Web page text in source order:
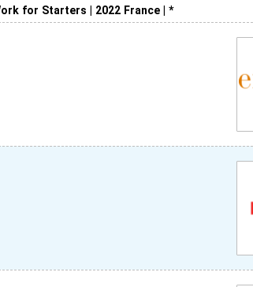
for Starters | 2022 France | *